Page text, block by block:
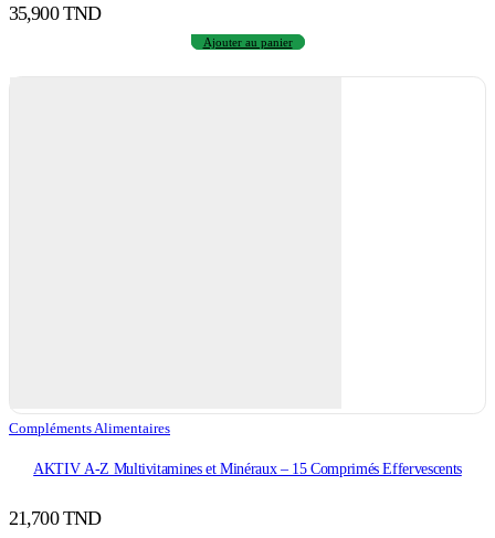
35,900TND
Ajouter au panier
Compléments Alimentaires
AKTIV A-Z Multivitamines et Minéraux – 15 Comprimés Effervescents
21,700TND